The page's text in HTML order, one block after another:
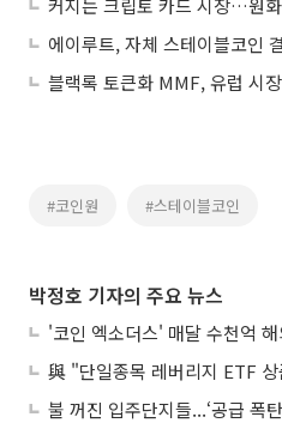
블랙록 토큰화 MMF, 유럽 시장
#코인원 #스테이블코인
박정호 기자의 주요 뉴스
'코인 엑소더스' 매달 수천억
불 꺼진 입주단지들...‘공급 폭